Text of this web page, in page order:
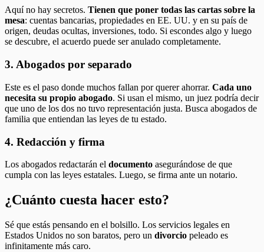
Aquí no hay secretos. Tienen que poner todas las cartas sobre la
mesa: cuentas bancarias, propiedades en EE. UU. y en su país de
origen, deudas ocultas, inversiones, todo. Si escondes algo y luego
se descubre, el acuerdo puede ser anulado completamente.
3. Abogados por separado
Este es el paso donde muchos fallan por querer ahorrar. Cada uno
necesita su propio abogado. Si usan el mismo, un juez podría decir
que uno de los dos no tuvo representación justa. Busca abogados de
familia que entiendan las leyes de tu estado.
4. Redacción y firma
Los abogados redactarán el documento asegurándose de que
cumpla con las leyes estatales. Luego, se firma ante un notario.
¿Cuánto cuesta hacer esto?
Sé que estás pensando en el bolsillo. Los servicios legales en
Estados Unidos no son baratos, pero un divorcio peleado es
infinitamente más caro.